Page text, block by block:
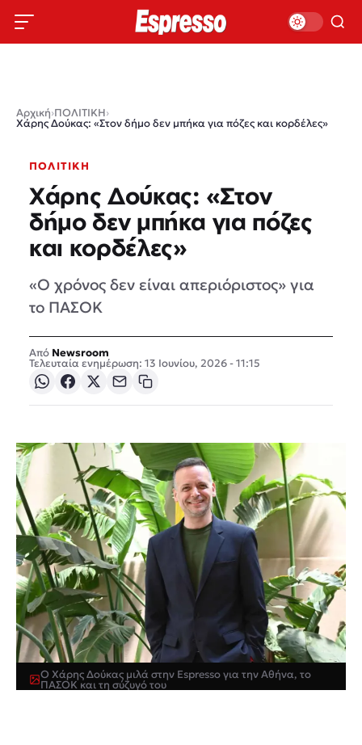
Αρχική›ΠΟΛΙΤΙΚΗ›
Χάρης Δούκας: «Στον δήμο δεν μπήκα για πόζες και κορδέλες»
ΠΟΛΙΤΙΚΗ
Χάρης Δούκας: «Στον
δήμο δεν μπήκα για πόζες
και κορδέλες»
«Ο χρόνος δεν είναι απεριόριστος» για
το ΠΑΣΟΚ
Newsroom
Τελευταία ενημέρωση: 13 Ιουνίου, 2026 - 11:15
Ο Χάρης Δούκας μιλά στην Espresso για την Αθήνα, το
ΠΑΣΟΚ και τη σύζυγό του